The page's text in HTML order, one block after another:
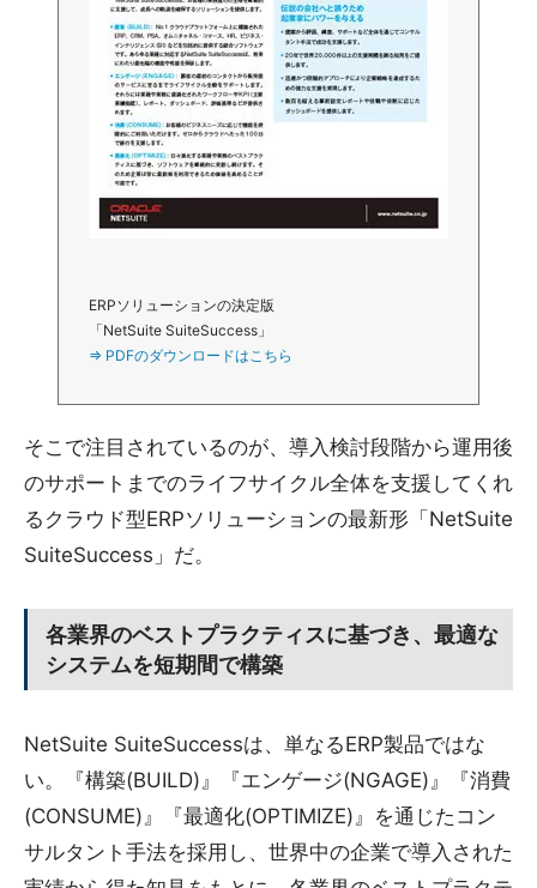
ERPソリューションの決定版
「NetSuite SuiteSuccess」
⇒ PDFのダウンロードはこちら
そこで注目されているのが、導入検討段階から運用後
のサポートまでのライフサイクル全体を支援してくれ
るクラウド型ERPソリューションの最新形「NetSuite
SuiteSuccess」だ。
各業界のベストプラクティスに基づき、最適な
システムを短期間で構築
NetSuite SuiteSuccessは、単なるERP製品ではな
い。『構築(BUILD)』『エンゲージ(NGAGE)』『消費
(CONSUME)』『最適化(OPTIMIZE)』を通じたコン
サルタント手法を採用し、世界中の企業で導入された